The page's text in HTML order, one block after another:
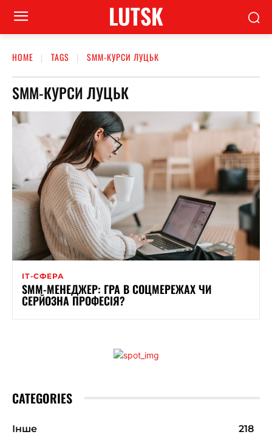
LUTSK
HOME TAGS SMM-КУРСИ ЛУЦЬК
SMM-КУРСИ ЛУЦЬК
ІТ-СФЕРА
SMM-МЕНЕДЖЕР: ГРА В СОЦМЕРЕЖАХ ЧИ
СЕРЙОЗНА ПРОФЕСІЯ?
CATEGORIES
Інше
218